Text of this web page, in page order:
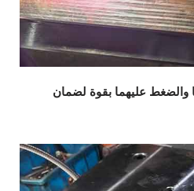
والضغط عليهما بقوة لضمان